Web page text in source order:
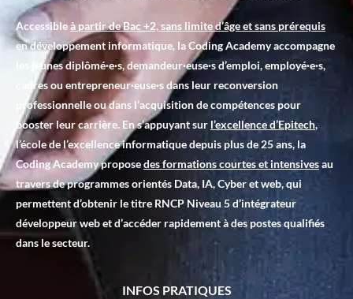
Accessibleà partir de Bac +2, sans limite d’âge et sans prérequis
en développement informatique, la Coding Academy accompagne
les jeunes diplômé·e·s, demandeur·euse·s d’emploi, employé·e·s,
cadres ou entrepreneur·euse·s dans leur reconversion
professionnelle ou dans l’acquisition de compétences pour
booster leur carrière. En s’appuyant sur l’excellence d’Epitech,
l’école de l’excellence informatique depuis plus de 25 ans, la
Coding Academy proposedes formations courtes et intensivesau
travers de programmes orientés Data, IA, Cyber et web, qui
permettent d’obtenir le titre RNCP Niveau 5 d’intégrateur
développeur web et d’accéder rapidement à des postes qualifiés
dans le secteur.
INFOS PRATIQUES